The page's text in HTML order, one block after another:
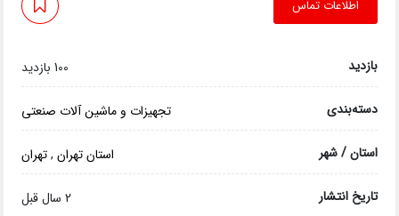
اطلاعات تماس
بازدید 100 بازدید
دسته‌بندی تجهیزات و ماشین آلات صنعتی
استان / شهر استان تهران,تهران
تاریخ انتشار 2 سال قبل